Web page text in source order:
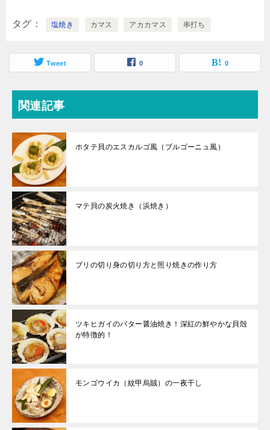
タグ 塩焼き カマス アカカマス 串打ち
Tweet 0 0
関連記事
ホタテ貝のエスカルゴ風（ブルゴーニュ風）
マテ貝の炭火焼き（浜焼き）
ブリの切り身の切り方と照り焼きの作り方
ツキヒガイのバター醤油焼き！深紅の鮮やかな貝殻
が特徴的！
モンゴウイカ（紋甲烏賊）の一夜干し